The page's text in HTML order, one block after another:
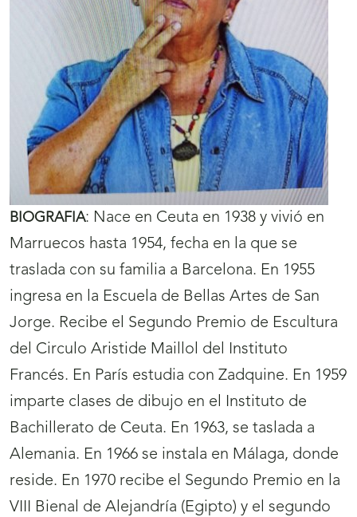
BIOGRAFIA: Nace en Ceuta en 1938 y vivió en
Marruecos hasta 1954, fecha en la que se
traslada con su familia a Barcelona. En 1955
ingresa en la Escuela de Bellas Artes de San
Jorge. Recibe el Segundo Premio de Escultura
del Circulo Aristide Maillol del Instituto
Francés. En París estudia con Zadquine. En 1959
imparte clases de dibujo en el Instituto de
Bachillerato de Ceuta. En 1963, se taslada a
Alemania. En 1966 se instala en Málaga, donde
reside. En 1970 recibe el Segundo Premio en la
VIII Bienal de Alejandría (Egipto) y el segundo